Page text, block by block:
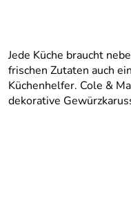
Jede Küche braucht
frischen Zutaten auch
Küchenhelfer. Cole &
dekorative